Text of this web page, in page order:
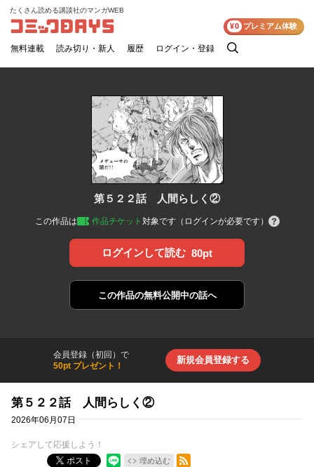
コミックDAYS
たくさん読める講談社のマンガWEB
無料連載 読み切り・新人 履歴 ログイン・登録
検
¥0 プレミアム体験
第５２２話 人間らしく②
この作品は 作品チケット 対象です（ログインが必要です）
ログインして読む 80pt
この作品の無料公開中の話へ
会員登録（初回）で
50pt プレゼント！
新規会員登録する
第５２２話 人間らしく②
2026年06月07日
シェアして応援しよう！
ポスト
埋め込む
RSSフィード